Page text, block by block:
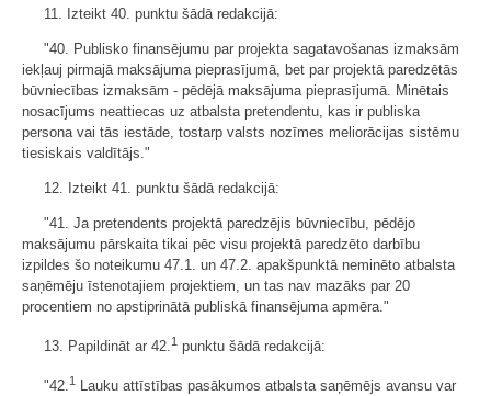
11. Izteikt 40. punktu šādā redakcijā:
"40. Publisko finansējumu par projekta sagatavošanas izmaksām
iekļauj pirmajā maksājuma pieprasījumā, bet par projektā paredzētās
būvniecības izmaksām - pēdējā maksājuma pieprasījumā. Minētais
nosacījums neattiecas uz atbalsta pretendentu, kas ir publiska
persona vai tās iestāde, tostarp valsts nozīmes meliorācijas sistēmu
tiesiskais valdītājs."
12. Izteikt 41. punktu šādā redakcijā:
"41. Ja pretendents projektā paredzējis būvniecību, pēdējo
maksājumu pārskaita tikai pēc visu projektā paredzēto darbību
izpildes šo noteikumu 47.1. un 47.2. apakšpunktā neminēto atbalsta
saņēmēju īstenotajiem projektiem, un tas nav mazāks par 20
procentiem no apstiprinātā publiskā finansējuma apmēra."
13. Papildināt ar 42. 1 punktu šādā redakcijā:
"42.1
Lauku attīstības pasākumos atbalsta saņēmējs avansu var